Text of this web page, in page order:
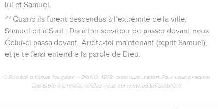
lui et Samuel.
27 Quand ils furent descendus à l’extrémité de la ville,
Samuel dit à Saül : Dis à ton serviteur de passer devant nous.
Celui-ci passa devant. Arrête-toi maintenant (reprit Samuel),
et je te ferai entendre la parole de Dieu.
© Société biblique française – Bibli’O, 1978, avec autorisation. Pour vous procurer
une Bible imprimée, rendez-vous sur www.editionsbiblio.fr